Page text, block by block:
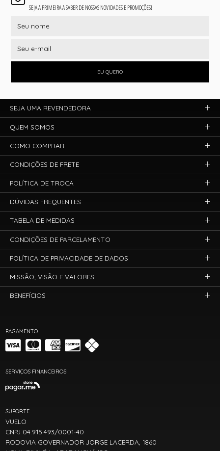
SEJA A PRIMEIRA A SABER DE NOSSAS NOVIDADES E PROMOÇÕES!
EU QUERO
PAGAMENTO
SERVIÇOS FINANCEIROS
SUPORTE
VUELO
CNPJ 04.915.493/0001-40
RODOVIA GOVERNADOR JORGE LACERDA, 1860
SEJA UMA REVENDEDORA
QUEM SOMOS
COMO COMPRAR
CONDIÇÕES DE FRETE
POLÍTICA DE TROCA
DÚVIDAS FREQUENTES
TABELA DE MEDIDAS
CONDIÇÕES DE PARCELAMENTO
POLÍTICA DE PRIVACIDADE DE DADOS
MISSÃO, VISÃO E VALORES
BENEFÍCIOS